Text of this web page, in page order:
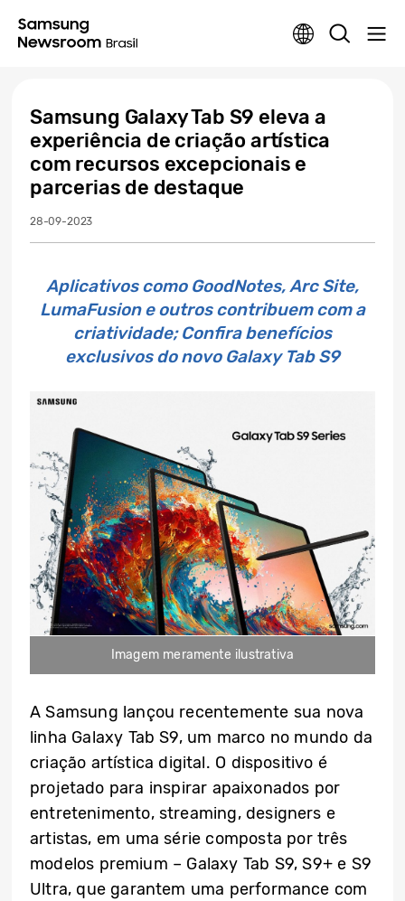
Samsung Galaxy Tab S9 eleva a
experiência de criação artística
com recursos excepcionais e
parcerias de destaque
28-09-2023
Aplicativos como GoodNotes, Arc Site,
LumaFusion e outros contribuem com a
criatividade; Confira benefícios
exclusivos do novo Galaxy Tab S9
Imagem meramente ilustrativa
A Samsung lançou recentemente sua nova
linha Galaxy Tab S9, um marco no mundo da
criação artística digital. O dispositivo é
projetado para inspirar apaixonados por
entretenimento, streaming, designers e
artistas, em uma série composta por três
modelos premium – Galaxy Tab S9, S9+ e S9
Ultra, que garantem uma performance com